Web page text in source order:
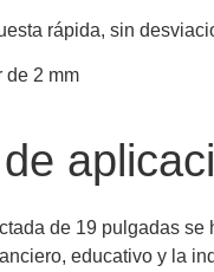
rápida, sin
de 2 mm
de 19 pulgadas
educativo y la